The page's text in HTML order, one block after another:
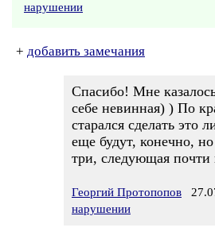
нарушении
+ добавить замечания
Спасибо! Мне
себе невинная) ) По
старался сделать это
еще будут, конечно,
три, следующая почти
Георгий Протопопов
нарушении